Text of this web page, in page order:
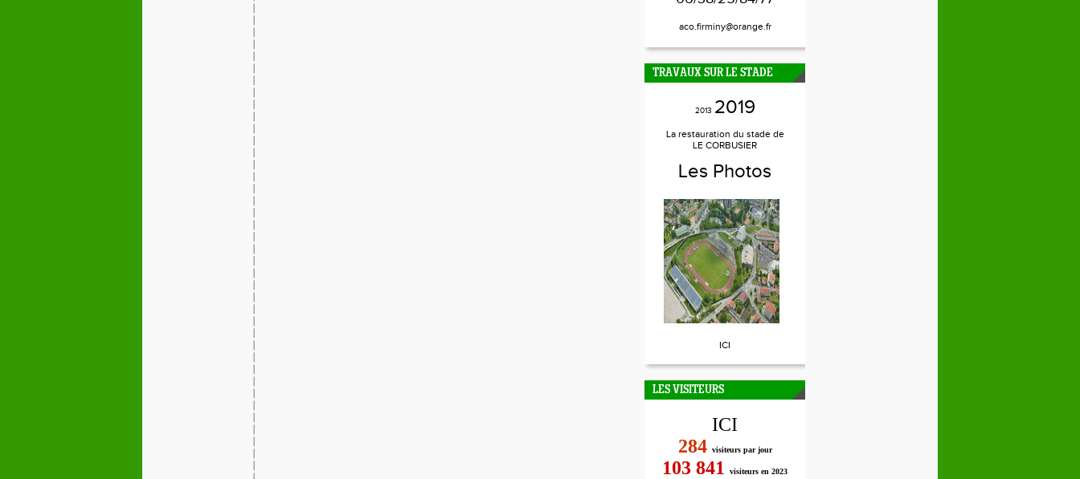
aco.firminy@orange.fr
TRAVAUX SUR LE STADE
2013 2019
La restauration du stade de
LE CORBUSIER
Les Photos
ICI
LES VISITEURS
ICI
284 visiteurs par jour
103 841
visiteurs en 2023